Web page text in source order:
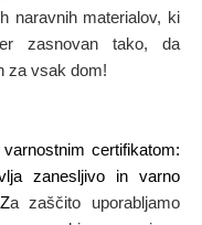
naravnih materialov, ki
zasnovan tako, da
za vsak dom!
certifikatom:
zanesljivo in varno
a zaščito uporabljamo